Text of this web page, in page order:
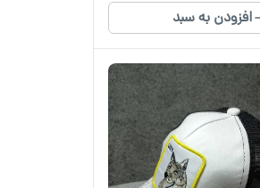
افزودن به سبد